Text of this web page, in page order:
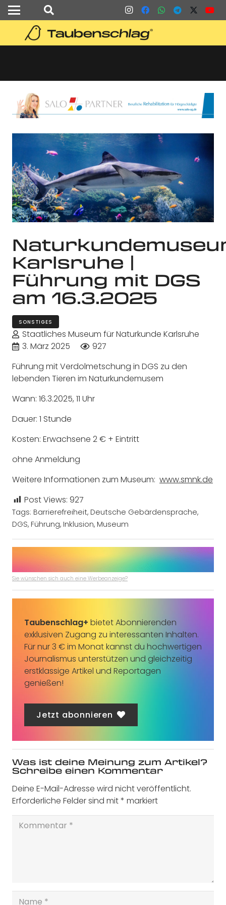
Karlsruhe |
Führung mit DGS
am 16.3.2025
SONSTIGES
Staatliches Museum für Naturkunde Karlsruhe
3. März 2025
927
Führung mit Verdolmetschung in DGS zu den
lebenden Tieren im Naturkundemusem
Wann: 16.3.2025, 11 Uhr
Dauer: 1 Stunde
Kosten: Erwachsene 2 € + Eintritt
ohne Anmeldung
Weitere Informationen zum Museum: www.smnk.de
Post Views: 927
Tags: Barrierefreiheit, Deutsche Gebärdensprache,
DGS, Führung, Inklusion, Museum
Sie wünschen sich auch eine Werbeanzeige?
Taubenschlag+ bietet Abonnierenden
exklusiven Zugang zu interessanten Inhalten.
Für nur 3 € im Monat kannst du hochwertigen
Journalismus unterstützen und gleichzeitig
erstklassige Artikel und Reportagen
genießen!
Jetzt abonnieren
Was ist deine Meinung zum Artikel?
Schreibe einen Kommentar
Deine E-Mail-Adresse wird nicht veröffentlicht.
Erforderliche Felder sind mit* markiert